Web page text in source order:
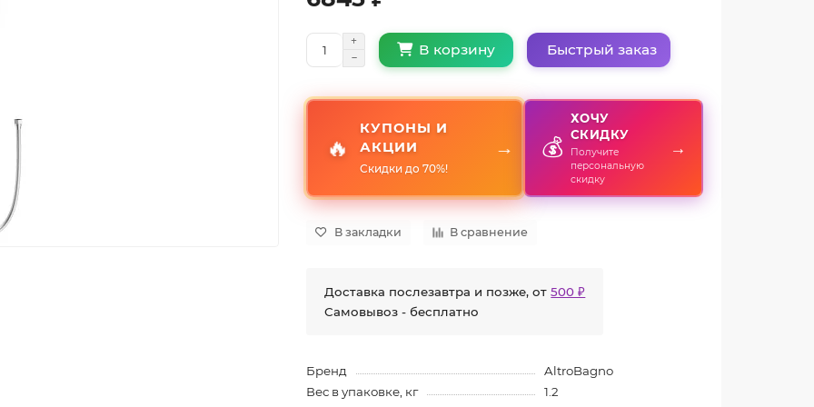
В корзину Быстрый заказ
🔥
КУПОНЫ И
АКЦИИ
Скидки до 70%!
→ 💰
ХОЧУ
СКИДКУ
Получите
персональную
скидку
→
В закладки В сравнение
Доставка послезавтра и позже, от500 ₽
Самовывоз - бесплатно
Бренд
AltroBagno
Вес в упаковке, кг
1.2